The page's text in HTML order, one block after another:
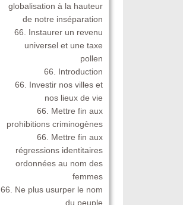
globalisation à la hauteur
de notre inséparation
66. Instaurer un revenu
universel et une taxe
pollen
66. Introduction
66. Investir nos villes et
nos lieux de vie
66. Mettre fin aux
prohibitions criminogènes
66. Mettre fin aux
régressions identitaires
ordonnées au nom des
femmes
66. Ne plus usurper le nom
du peuple